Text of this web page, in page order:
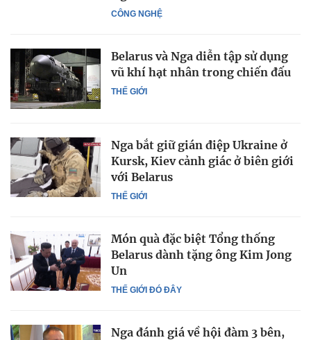
CÔNG NGHỆ
THẾ GIỚI
Belarus và Nga diễn tập sử dụng
vũ khí hạt nhân trong chiến đấu
THẾ GIỚI
Nga bắt giữ gián điệp Ukraine ở
Kursk, Kiev cảnh giác ở biên giới
với Belarus
THẾ GIỚI ĐÓ ĐÂY
Món quà đặc biệt Tổng thống
Belarus dành tặng ông Kim Jong
Un
Nga đánh giá về hội đàm 3 bên,